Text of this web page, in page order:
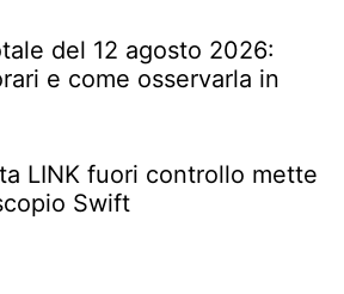
del 12 agosto 2026:
e come osservarla in
LINK fuori controllo mette
Swift